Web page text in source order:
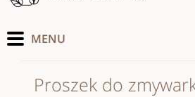
Proszek do